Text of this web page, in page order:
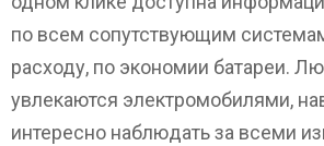
по всем сопутствующим
расходу, по экономии батареи.
увлекаются электромобилями,
интересно наблюдать за всеми